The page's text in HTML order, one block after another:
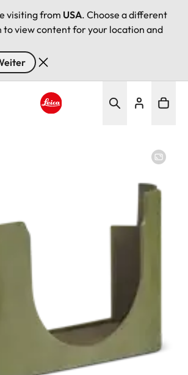
visiting from USA. Choose a different
to view content for your location and